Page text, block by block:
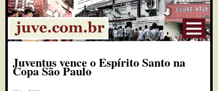
Juventus vence o Espírito Santo na
Copa São Paulo